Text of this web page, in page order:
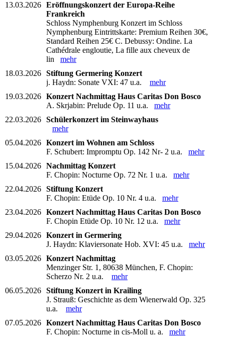
13.03.2026 Eröffnungskonzert der Europa-Reihe
Frankreich
Schloss Nymphenburg Konzert im Schloss
Nymphenburg Eintrittskarte: Premium Reihen 30€,
Standard Reihen 25€ C. Debussy: Ondine. La
Cathédrale engloutie, La fille aux cheveux de
lin mehr
18.03.2026 Stiftung Germering Konzert
j. Haydn: Sonate VXI: 47 u.a. mehr
19.03.2026 Konzert Nachmittag Haus Caritas Don Bosco
A. Skrjabin: Prelude Op. 11 u.a. mehr
22.03.2026 Schülerkonzert im Steinwayhaus
mehr
05.04.2026 Konzert im Wohnen am Schloss
F. Schubert: Impromptu Op. 142 Nr- 2 u.a. mehr
15.04.2026 Nachmittag Konzert
F. Chopin: Nocturne Op. 72 Nr. 1 u.a. mehr
22.04.2026 Stiftung Konzert
F. Chopin: Etüde Op. 10 Nr. 4 u.a. mehr
23.04.2026 Konzert Nachmittag Haus Caritas Don Bosco
F. Chopin Etüde Op. 10 Nr. 12 u.a. mehr
29.04.2026 Konzert in Germering
J. Haydn: Klaviersonate Hob. XVI: 45 u.a. mehr
03.05.2026 Konzert Nachmittag
Menzinger Str. 1, 80638 München, F. Chopin:
Scherzo Nr. 2 u.a. mehr
06.05.2026 Stiftung Konzert in Krailing
J. Strauß: Geschichte as dem Wienerwald Op. 325
u.a. mehr
07.05.2026 Konzert Nachmittag Haus Caritas Don Bosco
F. Chopin: Nocturne in cis-Moll u. a. mehr